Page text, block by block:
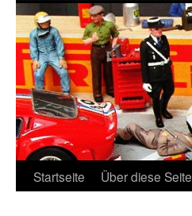
Startseite Über diese Seite